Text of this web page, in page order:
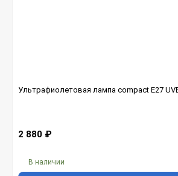
Ультрафиолетовая лампа compact Е27
2 880 ₽
В наличии